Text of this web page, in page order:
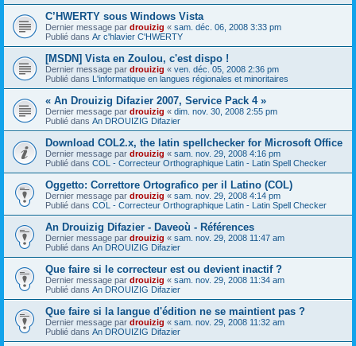
C’HWERTY sous Windows Vista
Dernier message par drouizig « sam. déc. 06, 2008 3:33 pm
Publié dans Ar c'hlavier C'HWERTY
[MSDN] Vista en Zoulou, c'est dispo !
Dernier message par drouizig « ven. déc. 05, 2008 2:36 pm
Publié dans L'informatique en langues régionales et minoritaires
« An Drouizig Difazier 2007, Service Pack 4 »
Dernier message par drouizig « dim. nov. 30, 2008 2:55 pm
Publié dans An DROUIZIG Difazier
Download COL2.x, the latin spellchecker for Microsoft Office
Dernier message par drouizig « sam. nov. 29, 2008 4:16 pm
Publié dans COL - Correcteur Orthographique Latin - Latin Spell Checker
Oggetto: Correttore Ortografico per il Latino (COL)
Dernier message par drouizig « sam. nov. 29, 2008 4:14 pm
Publié dans COL - Correcteur Orthographique Latin - Latin Spell Checker
An Drouizig Difazier - Daveoù - Références
Dernier message par drouizig « sam. nov. 29, 2008 11:47 am
Publié dans An DROUIZIG Difazier
Que faire si le correcteur est ou devient inactif ?
Dernier message par drouizig « sam. nov. 29, 2008 11:34 am
Publié dans An DROUIZIG Difazier
Que faire si la langue d'édition ne se maintient pas ?
Dernier message par drouizig « sam. nov. 29, 2008 11:32 am
Publié dans An DROUIZIG Difazier